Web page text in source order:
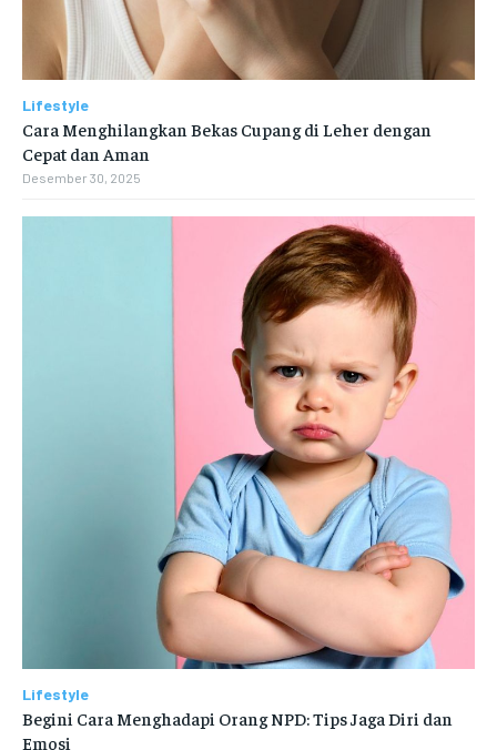
Lifestyle
Cara Menghilangkan Bekas Cupang di Leher dengan
Cepat dan Aman
Desember 30, 2025
Lifestyle
Begini Cara Menghadapi Orang NPD: Tips Jaga Diri dan
Emosi